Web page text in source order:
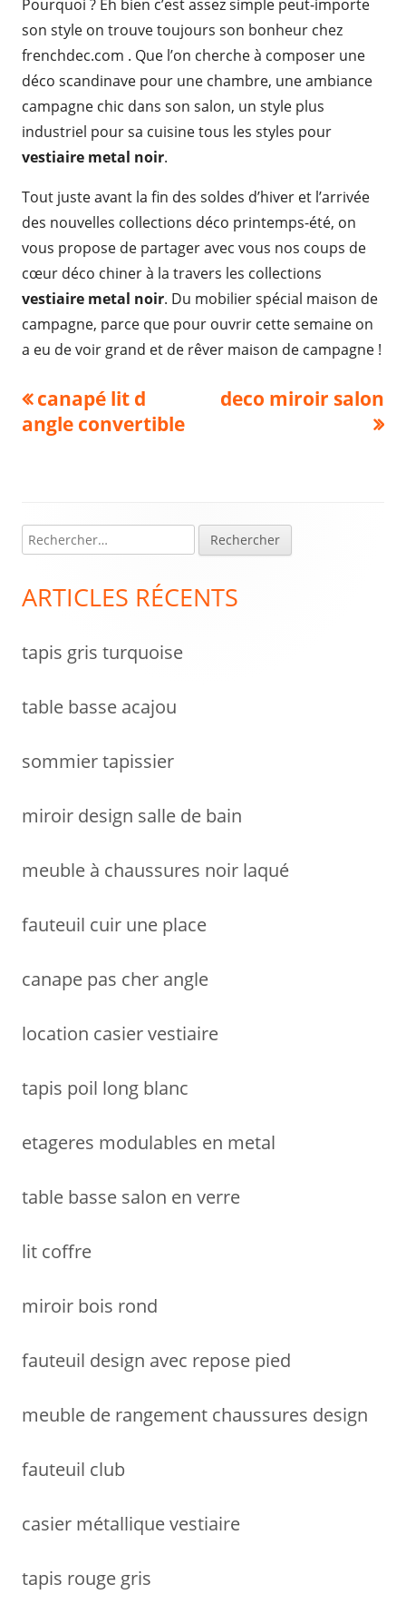
Pourquoi ? Eh bien c’est assez simple peut-importe
son style on trouve toujours son bonheur chez
frenchdec.com . Que l’on cherche à composer une
déco scandinave pour une chambre, une ambiance
campagne chic dans son salon, un style plus
industriel pour sa cuisine tous les styles pour
vestiaire metal noir.
Tout juste avant la fin des soldes d’hiver et l’arrivée
des nouvelles collections déco printemps-été, on
vous propose de partager avec vous nos coups de
cœur déco chiner à la travers les collections
vestiaire metal noir. Du mobilier spécial maison de
campagne, parce que pour ouvrir cette semaine on
a eu de voir grand et de rêver maison de campagne !
Navigation
de
Previous
article:
canapé lit d
angle convertible
Next
deco miroir salon
Colonne
latérale
e
h
r
e
ARTICLES RÉCENTS
tapis gris turquoise
table basse acajou
sommier tapissier
miroir design salle de bain
meuble à chaussures noir laqué
fauteuil cuir une place
canape pas cher angle
location casier vestiaire
tapis poil long blanc
etageres modulables en metal
table basse salon en verre
lit coffre
miroir bois rond
fauteuil design avec repose pied
meuble de rangement chaussures design
fauteuil club
casier métallique vestiaire
tapis rouge gris